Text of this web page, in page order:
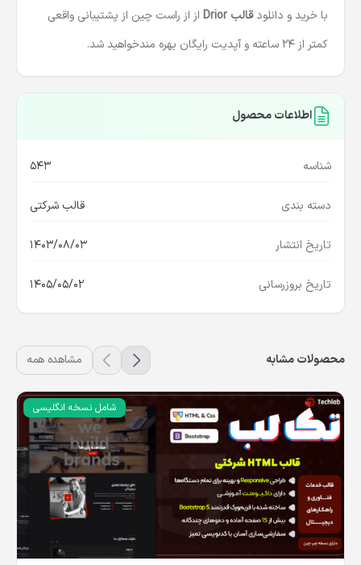
با خرید و دانلودقالب Drior
از از راست چین از پشتیبانی واقعی
کمتر از 24 ساعته و آپدیت رایگان بهره مندخواهید شد.
اطلاعات محصول
شناسه 543
دسته بندی قالب شرکتی
تاریخ انتشار 1403/08/03
تاریخ بروزرسانی 1405/05/02
محصولات مشابه مشاهده همه
شامل نسخه انگلیسی